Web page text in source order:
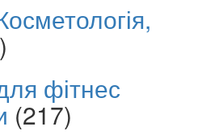
фітнес
(217)